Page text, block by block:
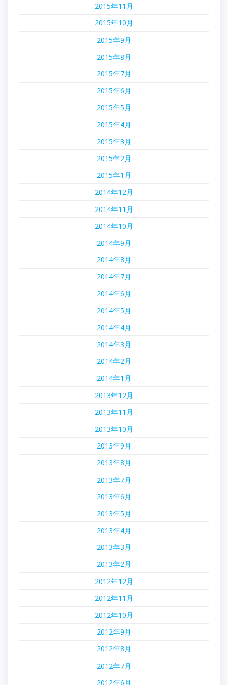
2015年11月
2015年10月
2015年9月
2015年8月
2015年7月
2015年6月
2015年5月
2015年4月
2015年3月
2015年2月
2015年1月
2014年12月
2014年11月
2014年10月
2014年9月
2014年8月
2014年7月
2014年6月
2014年5月
2014年4月
2014年3月
2014年2月
2014年1月
2013年12月
2013年11月
2013年10月
2013年9月
2013年8月
2013年7月
2013年6月
2013年5月
2013年4月
2013年3月
2013年2月
2012年12月
2012年11月
2012年10月
2012年9月
2012年8月
2012年7月
2012年6月